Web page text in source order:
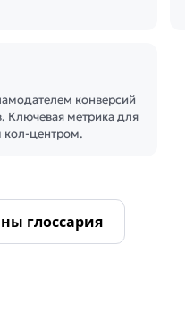
конверсий
Ключевая метрика для
кол-центром.
глоссария